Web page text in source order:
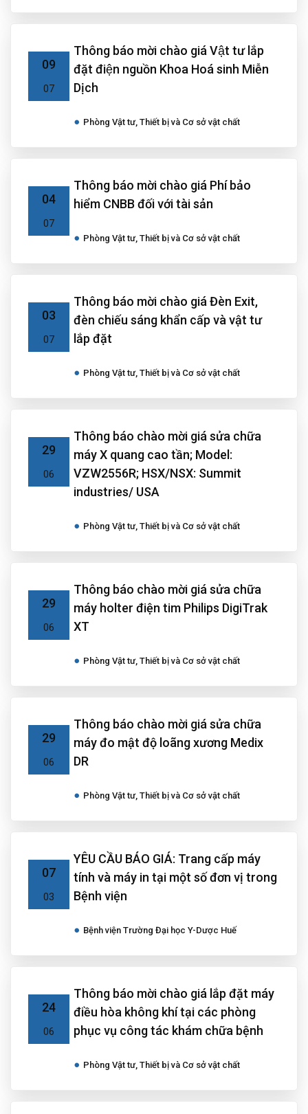
09
07
Thông báo mời chào giá Vật tư lắp
đặt điện nguồn Khoa Hoá sinh Miễn
Dịch
Phòng Vật tư, Thiết bị và Cơ sở vật chất
04
07
Thông báo mời chào giá Phí bảo
hiểm CNBB đối với tài sản
Phòng Vật tư, Thiết bị và Cơ sở vật chất
03
07
Thông báo mời chào giá Đèn Exit,
đèn chiếu sáng khẩn cấp và vật tư
lắp đặt
Phòng Vật tư, Thiết bị và Cơ sở vật chất
29
06
Thông báo chào mời giá sửa chữa
máy X quang cao tần; Model:
VZW2556R; HSX/NSX: Summit
industries/ USA
Phòng Vật tư, Thiết bị và Cơ sở vật chất
29
06
Thông báo chào mời giá sửa chữa
máy holter điện tim Philips DigiTrak
XT
Phòng Vật tư, Thiết bị và Cơ sở vật chất
29
06
Thông báo chào mời giá sửa chữa
máy đo mật độ loãng xương Medix
DR
Phòng Vật tư, Thiết bị và Cơ sở vật chất
07
03
YÊU CẦU BÁO GIÁ: Trang cấp máy
tính và máy in tại một số đơn vị trong
Bệnh viện
Bệnh viện Trường Đại học Y-Dược Huế
24
06
Thông báo mời chào giá lắp đặt máy
điều hòa không khí tại các phòng
phục vụ công tác khám chữa bệnh
Phòng Vật tư, Thiết bị và Cơ sở vật chất